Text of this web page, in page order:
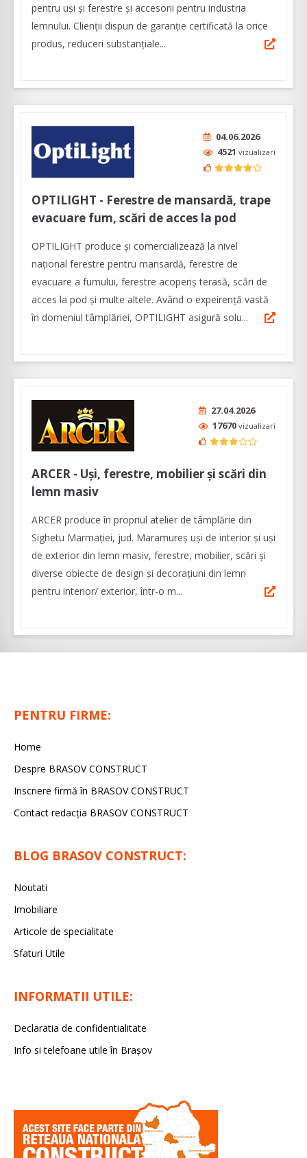
pentru uși și ferestre și accesorii pentru industria
lemnului. Clienții dispun de garanție certificată la orice
produs, reduceri substanțiale...
04.06.2026
4521 vizualizari
OPTILIGHT - Ferestre de mansardă, trape
evacuare fum, scări de acces la pod
OPTILIGHT produce şi comercializează la nivel
naţional ferestre pentru mansardă, ferestre de
evacuare a fumului, ferestre acoperiş terasă, scări de
acces la pod și multe altele. Având o expeirenţă vastă
în domeniul tâmplăriei, OPTILIGHT asigură solu...
27.04.2026
17670 vizualizari
ARCER - Uși, ferestre, mobilier și scări din
lemn masiv
ARCER produce în propriul atelier de tâmplărie din
Sighetu Marmației, jud. Maramureș uși de interior și uși
de exterior din lemn masiv, ferestre, mobilier, scări și
diverse obiecte de design și decorațiuni din lemn
pentru interior/ exterior, într-o m...
PENTRU FIRME:
Home
Despre BRASOV CONSTRUCT
Inscriere firmă în BRASOV CONSTRUCT
Contact redacţia BRASOV CONSTRUCT
BLOG BRASOV CONSTRUCT:
Noutati
Imobiliare
Articole de specialitate
Sfaturi Utile
INFORMATII UTILE:
Declaratia de confidentialitate
Info si telefoane utile în Braşov